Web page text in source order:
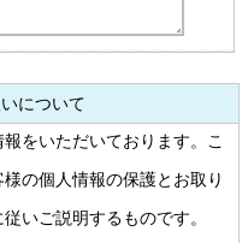
について
をいただいております。こ
の個人情報の保護とお取り
いご説明するものです。